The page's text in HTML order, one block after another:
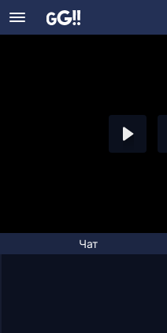
Чат